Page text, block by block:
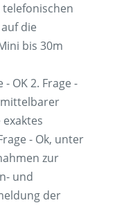
telefonischen
die
bis 30m
OK 2. Frage -
- Ok, unter
zur
und
der